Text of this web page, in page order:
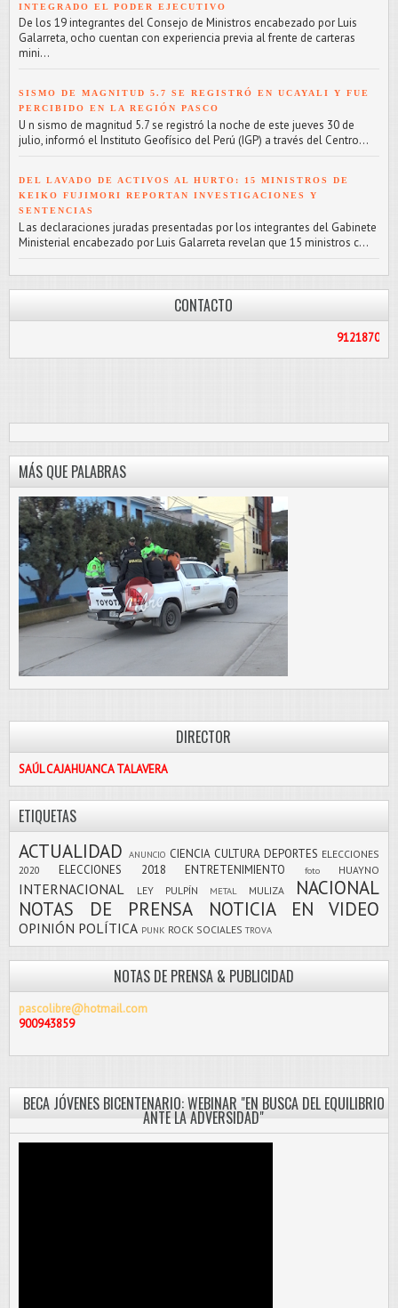
INTEGRADO EL PODER EJECUTIVO
De los 19 integrantes del Consejo de Ministros encabezado por Luis
Galarreta, ocho cuentan con experiencia previa al frente de carteras
mini...
SISMO DE MAGNITUD 5.7 SE REGISTRÓ EN UCAYALI Y FUE
PERCIBIDO EN LA REGIÓN PASCO
U n sismo de magnitud 5.7 se registró la noche de este jueves 30 de
julio, informó el Instituto Geofísico del Perú (IGP) a través del Centro...
DEL LAVADO DE ACTIVOS AL HURTO: 15 MINISTROS DE
KEIKO FUJIMORI REPORTAN INVESTIGACIONES Y
SENTENCIAS
L as declaraciones juradas presentadas por los integrantes del Gabinete
Ministerial encabezado por Luis Galarreta revelan que 15 ministros c...
CONTACTO
MÁS QUE PALABRAS
DIRECTOR
SAÚL CAJAHUANCA TALAVERA
ETIQUETAS
ACTUALIDAD ANUNCIO CIENCIA CULTURA DEPORTES ELECCIONES
2020
ELECCIONES 2018 ENTRETENIMIENTO foto HUAYNO
INTERNACIONAL LEY PULPÍN METAL MULIZA
NACIONAL
NOTAS DE PRENSA
NOTICIA EN VIDEO
OPINIÓN POLÍTICA PUNK ROCK SOCIALES TROVA
NOTAS DE PRENSA & PUBLICIDAD
pascolibre@hotmail.com
900943859
BECA JÓVENES BICENTENARIO: WEBINAR "EN BUSCA DEL EQUILIBRIO
ANTE LA ADVERSIDAD"